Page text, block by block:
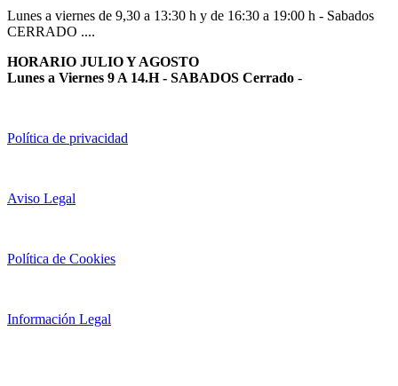
Lunes a viernes de 9,30 a 13:30 h y de 16:30 a 19:00 h - Sabados
CERRADO ....
HORARIO JULIO Y AGOSTO
Lunes a Viernes 9 A 14.H - SABADOS Cerrado -
Política de privacidad
Aviso Legal
Política de Cookies
Información Legal